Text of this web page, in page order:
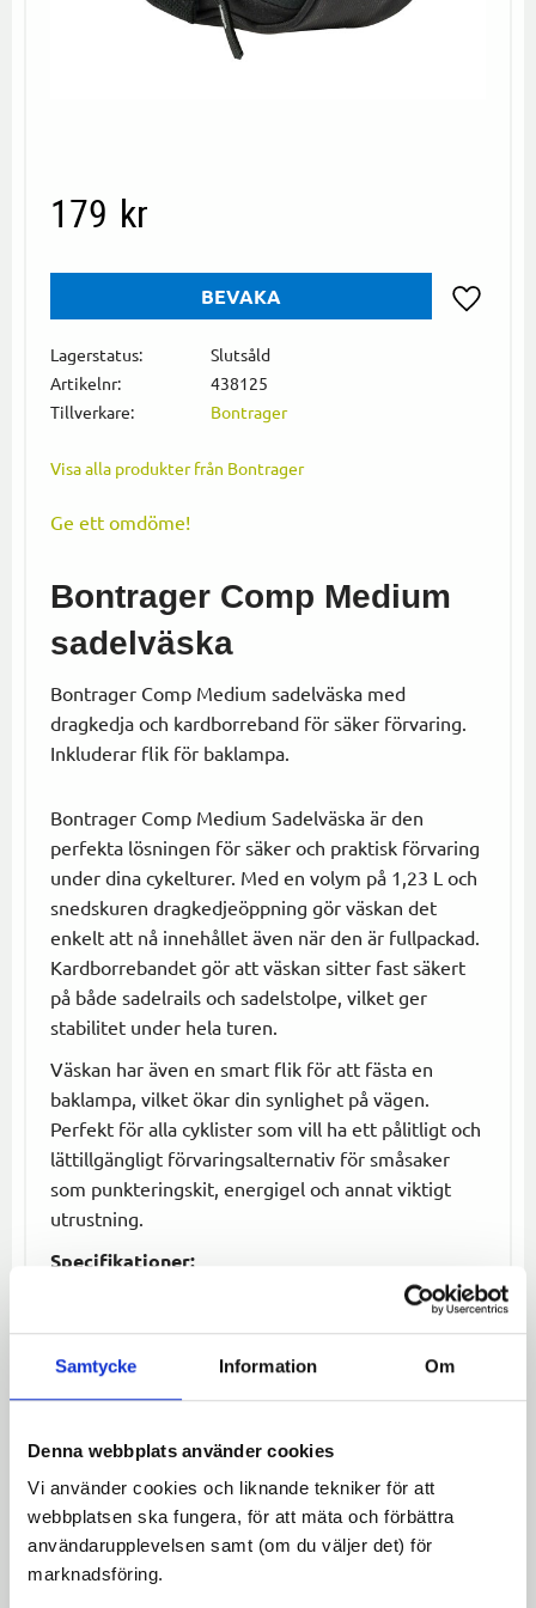
Samtycke Information Om
Denna webbplats använder cookies
Vi använder cookies och liknande tekniker för att
webbplatsen ska fungera, för att mäta och förbättra
användarupplevelsen samt (om du väljer det) för
marknadsföring.
179 kr
BEVAKA
Lagerstatus
Slutsåld
Artikelnr
438125
Tillverkare
Bontrager
Visa alla produkter från Bontrager
Ge ett omdöme!
Bontrager Comp Medium
sadelväska
Bontrager Comp Medium sadelväska med
dragkedja och kardborreband för säker förvaring.
Inkluderar flik för baklampa.
Bontrager Comp Medium Sadelväska är den
perfekta lösningen för säker och praktisk förvaring
under dina cykelturer. Med en volym på 1,23 L och
snedskuren dragkedjeöppning gör väskan det
enkelt att nå innehållet även när den är fullpackad.
Kardborrebandet gör att väskan sitter fast säkert
på både sadelrails och sadelstolpe, vilket ger
stabilitet under hela turen.
Väskan har även en smart flik för att fästa en
baklampa, vilket ökar din synlighet på vägen.
Perfekt för alla cyklister som vill ha ett pålitligt och
lättillgängligt förvaringsalternativ för småsaker
som punkteringskit, energigel och annat viktigt
utrustning.
Specifikationer:
Mått:17 cm (l) x 10 cm (w) x 7 cm (h)
Funktioner:
Kardborreband för säker
montering, flik för baklampa
användning
Sätt på denna smarta sadelväska på din cykel och
var alltid förberedd för din nästa cykeltur!